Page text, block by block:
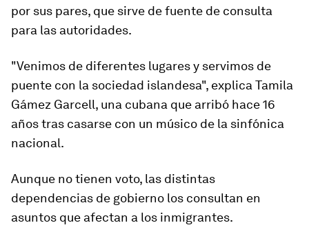
por sus pares, que sirve de fuente de consulta
para las autoridades.
"Venimos de diferentes lugares y servimos de
puente con la sociedad islandesa", explica Tamila
Gámez Garcell, una cubana que arribó hace 16
años tras casarse con un músico de la sinfónica
nacional.
Aunque no tienen voto, las distintas
dependencias de gobierno los consultan en
asuntos que afectan a los inmigrantes.